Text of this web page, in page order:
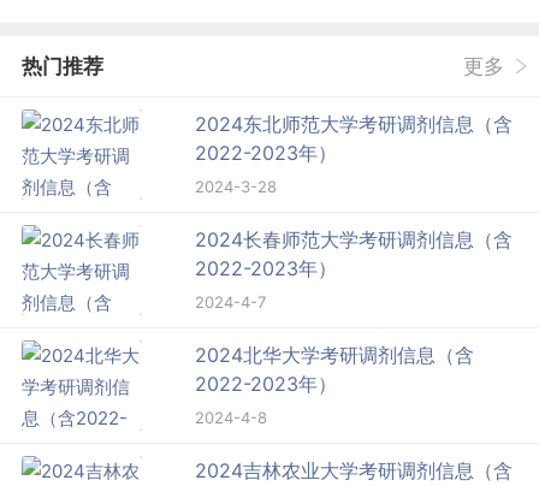
热门推荐 更多
2024东北师范大学考研调剂信息（含
2022-2023年）
2024-3-28
2024长春师范大学考研调剂信息（含
2022-2023年）
2024-4-7
2024北华大学考研调剂信息（含
2022-2023年）
2024-4-8
2024吉林农业大学考研调剂信息（含